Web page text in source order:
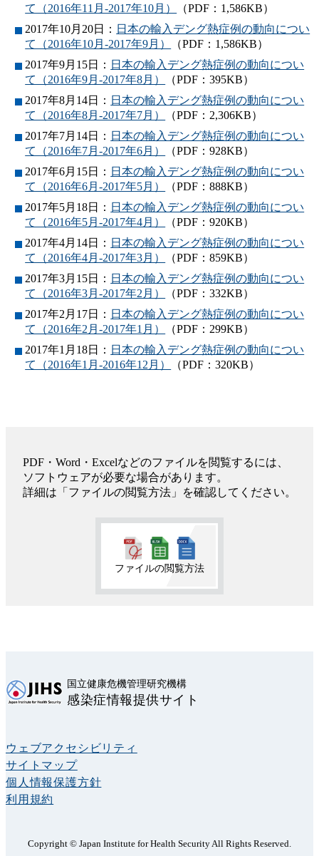
て（2016年11月-2017年10月）
（PDF：1,586KB）
2017年10月20日： 日本の輸入デング熱症例の動向につい
て（2016年10月-2017年9月）
（PDF：1,586KB）
2017年9月15日： 日本の輸入デング熱症例の動向につい
て（2016年9月-2017年8月）
（PDF：395KB）
2017年8月14日： 日本の輸入デング熱症例の動向につい
て（2016年8月-2017年7月）
（PDF：2,306KB）
2017年7月14日： 日本の輸入デング熱症例の動向につい
て（2016年7月-2017年6月）
（PDF：928KB）
2017年6月15日： 日本の輸入デング熱症例の動向につい
て（2016年6月-2017年5月）
（PDF：888KB）
2017年5月18日： 日本の輸入デング熱症例の動向につい
て（2016年5月-2017年4月）
（PDF：920KB）
2017年4月14日： 日本の輸入デング熱症例の動向につい
て（2016年4月-2017年3月）
（PDF：859KB）
2017年3月15日： 日本の輸入デング熱症例の動向につい
て（2016年3月-2017年2月）
（PDF：332KB）
2017年2月17日： 日本の輸入デング熱症例の動向につい
て（2016年2月-2017年1月）
（PDF：299KB）
2017年1月18日： 日本の輸入デング熱症例の動向につい
て（2016年1月-2016年12月）
（PDF：320KB）
PDF・Word・Excelなどのファイルを閲覧するには、
ソフトウェアが必要な場合があります。
詳細は「ファイルの閲覧方法」を確認してください。
ファイルの閲覧方法
国立健康危機管理研究機構
感染症情報提供サイト
ウェブアクセシビリティ
サイトマップ
個人情報保護方針
利用規約
Copyright © Japan Institute for Health Security All Rights Reserved.